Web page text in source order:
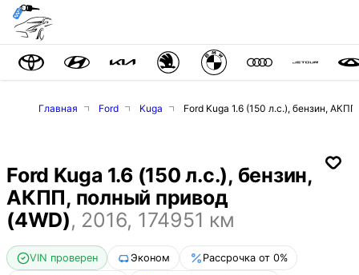
Главная Ford Kuga Ford Kuga 1.6 (150 л.с.), бензин,
Ford Kuga 1.6 (150 л.с.), бензин,
АКПП, полный привод
(4WD), 2016, 174951 км
VIN проверен Эконом Рассрочка от 0%